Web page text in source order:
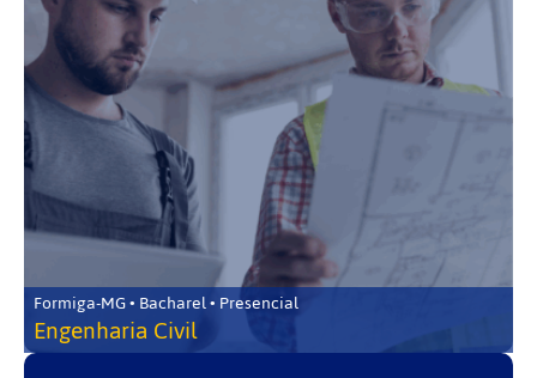
Formiga-MG • Bacharel • Presencial
Engenharia Civil